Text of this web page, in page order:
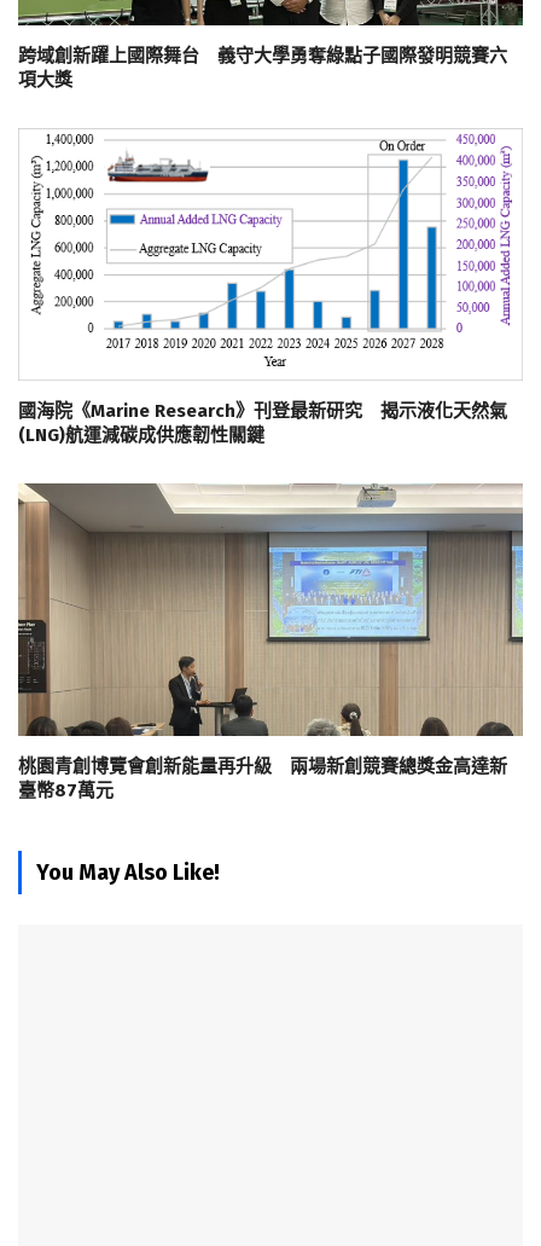
跨域創新躍上國際舞台 義守大學勇奪綠點子國際發明競賽六
項大獎
國海院《Marine Research》刊登最新研究 揭示液化天然氣
(LNG)航運減碳成供應韌性關鍵
桃園青創博覽會創新能量再升級 兩場新創競賽總獎金高達新
臺幣87萬元
You May Also Like!